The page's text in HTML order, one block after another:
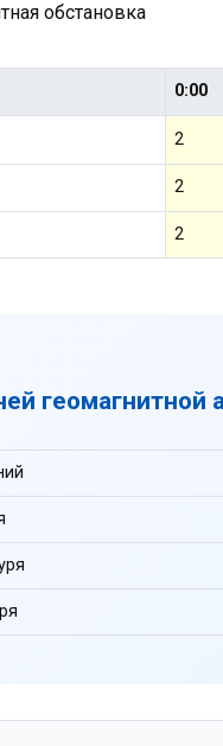
обстановка
0:00
2
2
2
геомагнитной